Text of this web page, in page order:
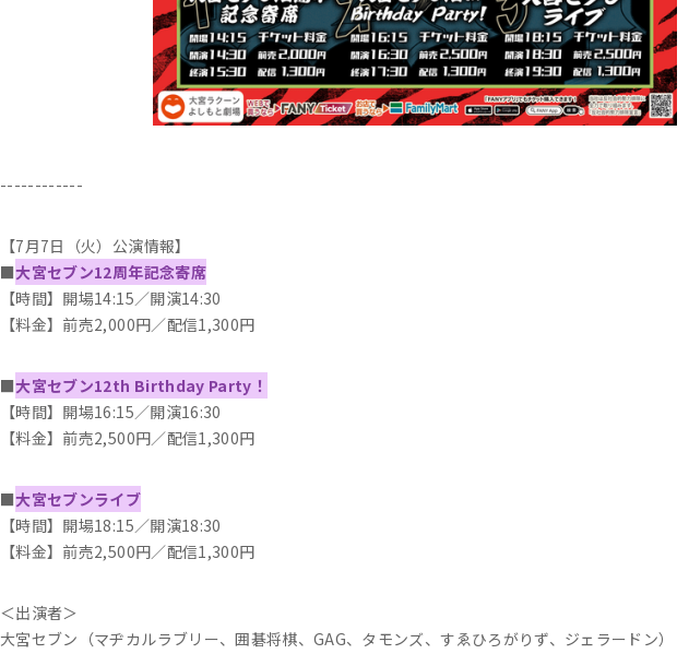
------------
【7月7日（火）公演情報】
■大宮セブン12周年記念寄席
【時間】開場14:15／開演14:30
【料金】前売2,000円／配信1,300円
■大宮セブン12th Birthday Party！
【時間】開場16:15／開演16:30
【料金】前売2,500円／配信1,300円
■大宮セブンライブ
【時間】開場18:15／開演18:30
【料金】前売2,500円／配信1,300円
＜出演者＞
大宮セブン（マヂカルラブリー、囲碁将棋、GAG、タモンズ、すゑひろがりず、ジェラードン）